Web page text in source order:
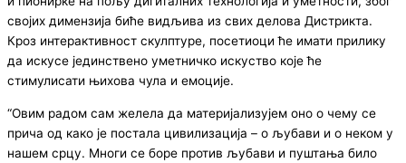
својих димензија биће видљива из свих делова Дистрикта.
Кроз интерактивност скулптуре, посетиоци ће имати прилику
да искусе јединствено уметничко искуство које ће
стимулисати њихова чула и емоције.
“Овим радом сам желела да материјализујем оно о чему се
прича од како је постала цивилизација – о љубави и о неком у
нашем срцу. Многи се боре против љубави и пуштања било